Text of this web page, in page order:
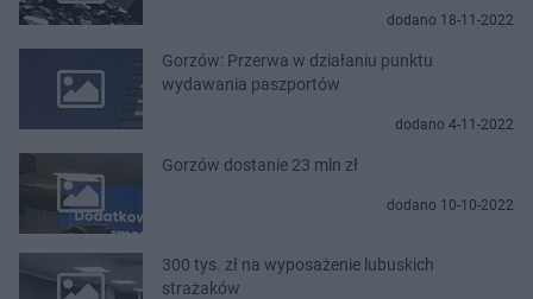
dodano 18-11-2022
Gorzów: Przerwa w działaniu punktu
wydawania paszportów
dodano 4-11-2022
Gorzów dostanie 23 mln zł
dodano 10-10-2022
300 tys. zł na wyposażenie lubuskich
strażaków